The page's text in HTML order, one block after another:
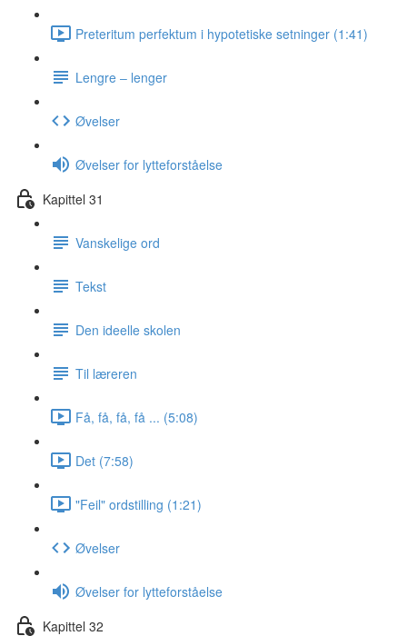
Preteritum perfektum i hypotetiske setninger (1:41)
Lengre ‒ lenger
Øvelser
Øvelser for lytteforståelse
Kapittel 31
Vanskelige ord
Tekst
Den ideelle skolen
Til læreren
Få, få, få, få ... (5:08)
Det (7:58)
"Feil" ordstilling (1:21)
Øvelser
Øvelser for lytteforståelse
Kapittel 32